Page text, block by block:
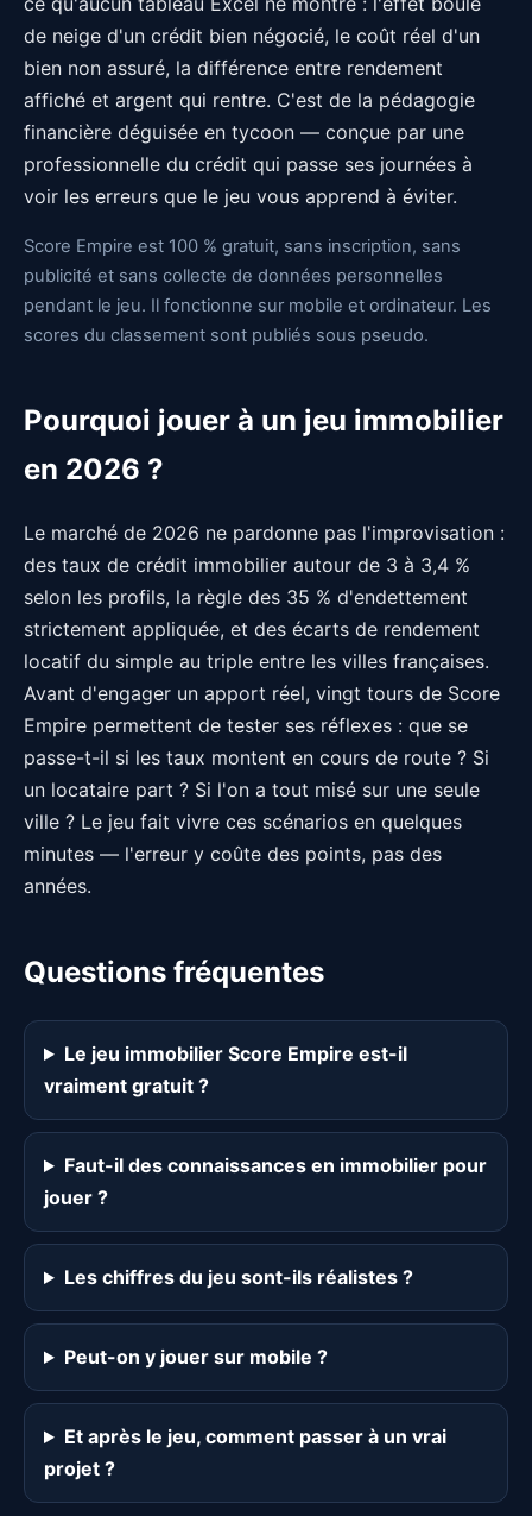
de neige d'un crédit bien négocié, le coût réel d'un
bien non assuré, la différence entre rendement
affiché et argent qui rentre. C'est de la pédagogie
financière déguisée en tycoon — conçue par une
professionnelle du crédit qui passe ses journées à
voir les erreurs que le jeu vous apprend à éviter.
Score Empire est 100 % gratuit, sans inscription, sans
publicité et sans collecte de données personnelles
pendant le jeu. Il fonctionne sur mobile et ordinateur. Les
scores du classement sont publiés sous pseudo.
Pourquoi jouer à un jeu immobilier
en 2026 ?
Le marché de 2026 ne pardonne pas l'improvisation :
des taux de crédit immobilier autour de 3 à 3,4 %
selon les profils, la règle des 35 % d'endettement
strictement appliquée, et des écarts de rendement
locatif du simple au triple entre les villes françaises.
Avant d'engager un apport réel, vingt tours de Score
Empire permettent de tester ses réflexes : que se
passe-t-il si les taux montent en cours de route ? Si
un locataire part ? Si l'on a tout misé sur une seule
ville ? Le jeu fait vivre ces scénarios en quelques
minutes — l'erreur y coûte des points, pas des
années.
Questions fréquentes
Le jeu immobilier Score Empire est-il
vraiment gratuit ?
Faut-il des connaissances en immobilier pour
jouer ?
Les chiffres du jeu sont-ils réalistes ?
Peut-on y jouer sur mobile ?
Et après le jeu, comment passer à un vrai
projet ?